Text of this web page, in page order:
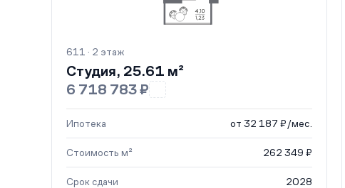
611 · 2 этаж
Студия, 25.61 м²
6 718 783 ₽
Ипотека от 32 187 ₽/мес.
Стоимость м² 262 349 ₽
Срок сдачи 2028